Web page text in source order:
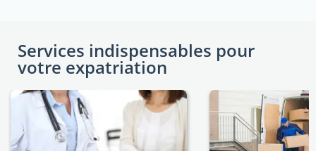
Services indispensables pour
votre expatriation